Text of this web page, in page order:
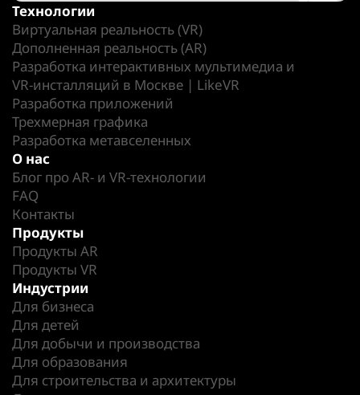
Технологии
Виртуальная реальность (VR)
Дополненная реальность (AR)
Разработка интерактивных мультимедиа и
VR-инсталляций в Москве | LikeVR
Разработка приложений
Трехмерная графика
Разработка метавселенных
О нас
Блог про AR- и VR-технологии
FAQ
Контакты
Продукты
Продукты AR
Продукты VR
Индустрии
Для бизнеса
Для детей
Для добычи и производства
Для образования
Для строительства и архитектуры